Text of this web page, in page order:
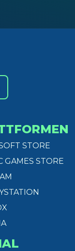
STORE
GAMES STORE